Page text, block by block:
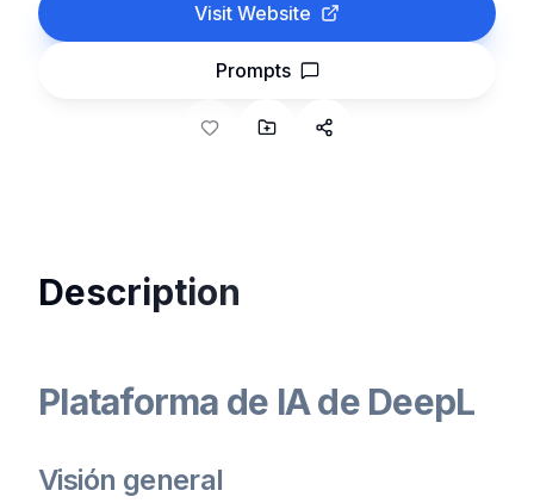
Visit Website
Prompts
Description
Plataforma de IA de DeepL
Visión general